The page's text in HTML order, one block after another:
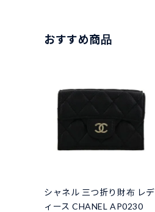
おすすめ商品
シャネル 三つ折り財布 レデ
ィース CHANEL AP0230